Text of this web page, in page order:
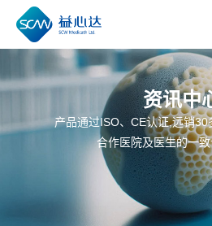
资讯中
产品通过ISO、CE认证,远销30
合作医院及医生的一